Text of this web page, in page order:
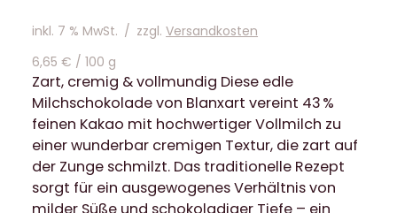
inkl. 7 % MwSt. / zzgl.Versandkosten
6,65 € / 100 g
Zart, cremig & vollmundig Diese edle
Milchschokolade von Blanxart vereint 43 %
feinen Kakao mit hochwertiger Vollmilch zu
einer wunderbar cremigen Textur, die zart auf
der Zunge schmilzt. Das traditionelle Rezept
sorgt für ein ausgewogenes Verhältnis von
milder Süße und schokoladiger Tiefe – ein